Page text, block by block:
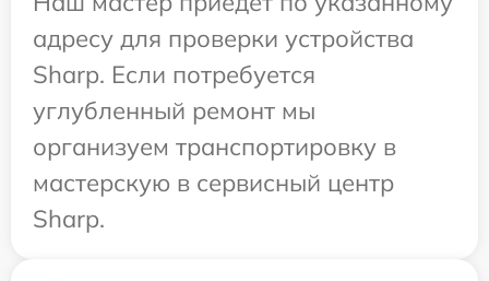
адресу для проверки устройства
Sharp. Если потребуется
углубленный ремонт мы
организуем транспортировку в
мастерскую в сервисный центр
Sharp.